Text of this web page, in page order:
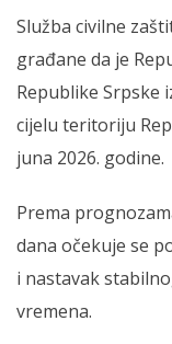
Služba civilne
građane da je
Republike Srpske
cijelu teritoriju
juna 2026. godine.
Prema
dana očekuje se
i nastavak
vremena.